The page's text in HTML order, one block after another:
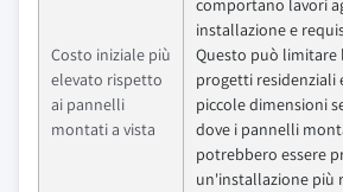
Costo iniziale più
elevato rispetto
ai pannelli
montati a vista
comportano lavori
installazione e
Questo può limitare
progetti residenziali
piccole dimensioni
dove i pannelli
potrebbero essere
un'installazione più